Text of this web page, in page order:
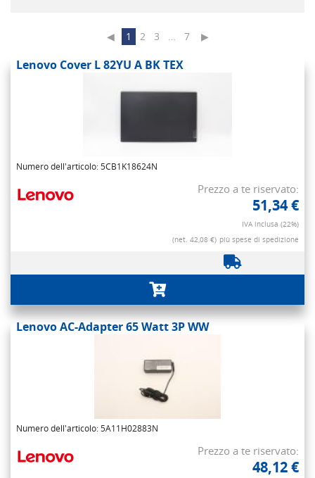
◀ 1 2 3 … 7 ▶
Lenovo Cover L 82YU A BK TEX
Numero dell'articolo: 5CB1K18624N
Prezzo a te riservato:
51,34 €
IVA inclusa (22%)
(net. 42,08 €) più spese di spedizione
Lenovo AC-Adapter 65 Watt 3P WW
Numero dell'articolo: 5A11H02883N
Prezzo a te riservato:
48,12 €